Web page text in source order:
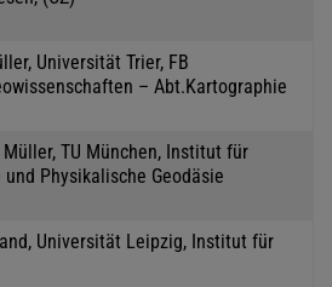
Universität Trier, FB
– Abt.Kartographie
Müller, TU München, Institut für
Physikalische Geodäsie
Universität Leipzig, Institut für